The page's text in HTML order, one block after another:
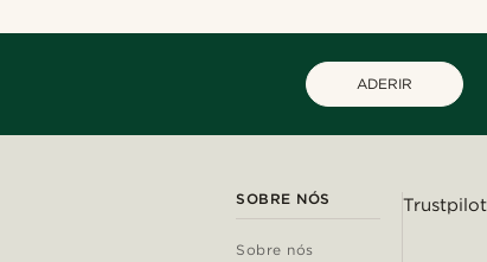
ADERIR
SOBRE NÓS
Sobre nós
Trustpilot